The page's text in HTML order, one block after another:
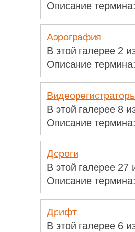
Описание термина:
Аэрография
В этой галерее 2
Описание термина:
В этой галерее 8
Описание термина:
Дороги
В этой галерее 27
Описание термина:
Дрифт
В этой галерее 6